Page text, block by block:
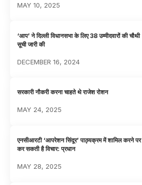
MAY 10, 2025
‘आप’ ने दिल्ली विधानसभा के लिए 38 उम्मीदवारों की चौथी
सूची जारी की
DECEMBER 16, 2024
सरकारी नौकरी करना चाहते थे राजेश रोशन
MAY 24, 2025
एनसीआरटी ‘आपरेशन सिंदूर’ पाठ्यक्रम में शामिल करने पर
कर सकती है विचार: प्रधान
MAY 28, 2025